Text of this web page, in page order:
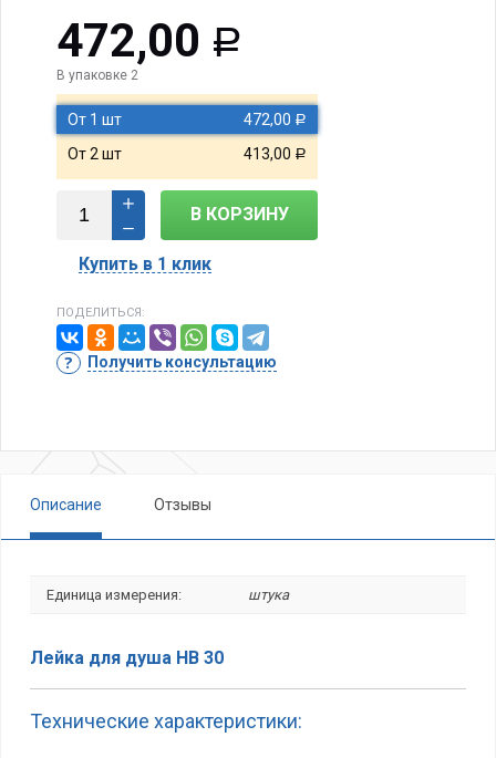
472,00 Р
В упаковке 2
От 1 шт 472,00 Р
От 2 шт 413,00 Р
В КОРЗИНУ
Купить в 1 клик
ПОДЕЛИТЬСЯ:
Получить консультацию
Описание Отзывы
Единица измерения: штука
Лейка для душа НВ 30
Технические характеристики: